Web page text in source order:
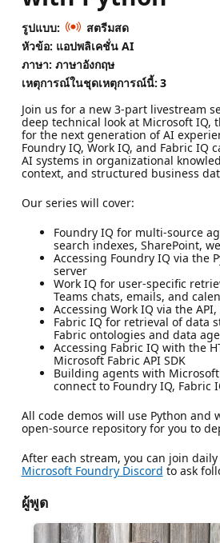
รูปแบบ:
สตรีมสด
หัวข้อ: แอปพลิเคชั่น AI
ภาษา: ภาษาอังกฤษ
เหตุการณ์ในชุดเหตุการณ์นี้: 3
Join us for a new 3-part livestream
deep technical look at Microsoft IQ,
for the next generation of AI
Foundry IQ, Work IQ, and Fabric IQ
AI systems in organizational
context, and structured business
Our series will cover:
Foundry IQ for multi-source
search indexes, SharePoint,
Accessing Foundry IQ via the
server
Work IQ for user-specific
Teams chats, emails, and
Accessing Work IQ via the
Fabric IQ for retrieval of data
Fabric ontologies and data
Accessing Fabric IQ with the
Microsoft Fabric API SDK
Building agents with
connect to Foundry IQ, Fabric
All code demos will use Python and
open-source repository for you to
After each stream, you can join
Microsoft Foundry Discord to ask
ผู้พูด